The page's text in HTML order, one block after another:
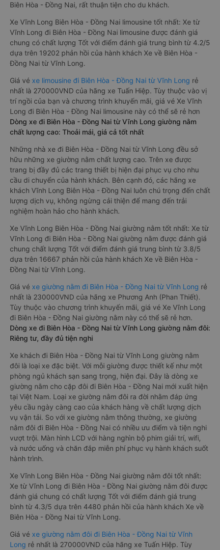
Biên Hòa - Đồng Nai, rất thuận tiện cho du khách.
Xe Vĩnh Long Biên Hòa - Đồng Nai limousine tốt nhất: Xe từ
Vĩnh Long đi Biên Hòa - Đồng Nai limousine được đánh giá
chung có chất lượng Tốt với điểm đánh giá trung bình từ 4.2/5
dựa trên 19202 phản hồi của hành khách Xe về Biên Hòa -
Đồng Nai từ Vĩnh Long.
Giá vé xe limousine đi Biên Hòa - Đồng Nai từ Vĩnh Long rẻ
nhất là 270000VND của hãng xe Tuấn Hiệp. Tùy thuộc vào vị
trí ngồi của bạn và chương trình khuyến mãi, giá vé Xe Vĩnh
Long đi Biên Hòa - Đồng Nai limousine này có thể sẽ rẻ hơn
Dòng xe đi Biên Hòa - Đồng Nai từ Vĩnh Long giường nằm
chất lượng cao: Thoải mái, giá cả tốt nhất
Những nhà xe đi Biên Hòa - Đồng Nai từ Vĩnh Long đều sở
hữu những xe giường nằm chất lượng cao. Trên xe được
trang bị đầy đủ các trang thiết bị hiện đại phục vụ cho nhu
cầu di chuyển của hành khách. Bên cạnh đó, các hãng xe
khách Vĩnh Long Biên Hòa - Đồng Nai luôn chú trọng đến chất
lượng dịch vụ, không ngừng cải thiện để mang đến trải
nghiệm hoàn hảo cho hành khách.
Xe Vĩnh Long Biên Hòa - Đồng Nai giường nằm tốt nhất: Xe từ
Vĩnh Long đi Biên Hòa - Đồng Nai giường nằm được đánh giá
chung chất lượng Tốt với điểm đánh giá trung bình từ 3.8/5
dựa trên 16667 phản hồi của hành khách Xe về Biên Hòa -
Đồng Nai từ Vĩnh Long.
Giá vé xe giường nằm đi Biên Hòa - Đồng Nai từ Vĩnh Long rẻ
nhất là 230000VND của hãng xe Phương Anh (Phan Thiết).
Tùy thuộc vào chương trình khuyến mãi, giá vé Xe Vĩnh Long
đi Biên Hòa - Đồng Nai giường nằm này có thể sẽ rẻ hơn.
Dòng xe đi Biên Hòa - Đồng Nai từ Vĩnh Long giường nằm đôi:
Riêng tư, đầy đủ tiện nghi
Xe khách đi Biên Hòa - Đồng Nai từ Vĩnh Long giường nằm
đôi là loại xe đặc biệt. Với mỗi giường được thiết kế như một
phòng ngủ khách sạn sang trọng, hiện đại. Đây là dòng xe
giường nằm cho cặp đôi đi Biên Hòa - Đồng Nai mới xuất hiện
tại Việt Nam. Loại xe giường nằm đôi ra đời nhằm đáp ứng
yêu cầu ngày càng cao của khách hàng về chất lượng dịch
vụ vận tải. So với xe giường nằm thông thường, xe giường
nằm đôi đi Biên Hòa - Đồng Nai có nhiều ưu điểm và tiện nghi
vượt trội. Màn hình LCD với hàng nghìn bộ phim giải trí, wifi,
và nước uống và chăn đắp miễn phí phục vụ hành khách suốt
hành trình.
Xe Vĩnh Long Biên Hòa - Đồng Nai giường nằm đôi tốt nhất:
Xe từ Vĩnh Long đi Biên Hòa - Đồng Nai giường nằm đôi được
đánh giá chung có chất lượng Tốt với điểm đánh giá trung
bình từ 4.3/5 dựa trên 4480 phản hồi của hành khách Xe về
Biên Hòa - Đồng Nai từ Vĩnh Long.
Giá vé xe giường nằm đôi đi Biên Hòa - Đồng Nai từ Vĩnh
Long rẻ nhất là 270000VND của hãng xe Tuấn Hiệp. Tùy